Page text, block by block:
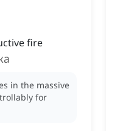
fire
in the massive
for